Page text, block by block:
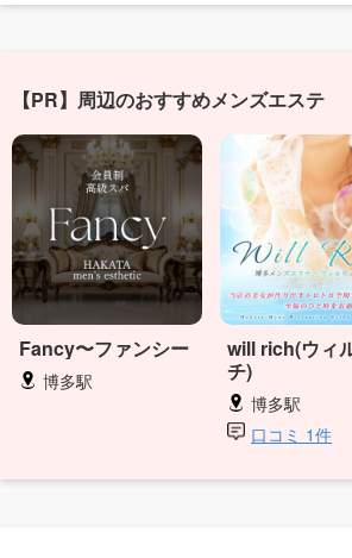
【PR】周辺のおすすめメンズエステ
Fancy〜ファンシー
博多駅
will rich(ウィ
チ)
博多駅
口コミ 1件